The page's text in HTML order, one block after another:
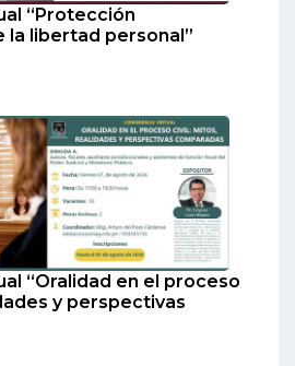
“Protección
la libertad personal”
“Oralidad en el proceso
y perspectivas